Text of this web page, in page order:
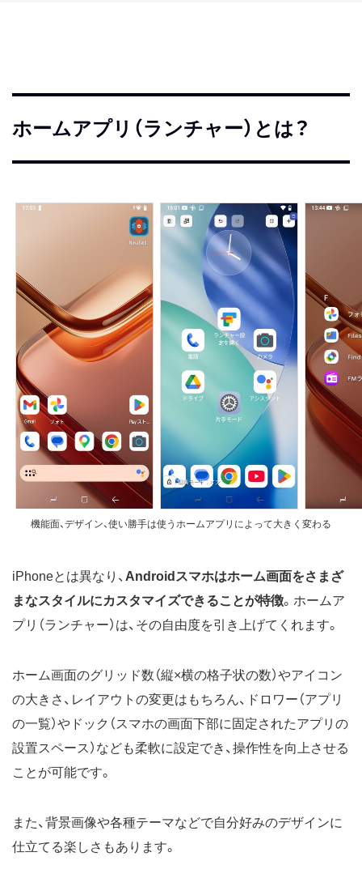
ホームアプリ（ランチャー）とは？
機能面、デザイン、使い勝手は使うホームアプリによって大きく変わる
iPhoneとは異なり、 Androidスマホはホーム画面をさまざ
まなスタイルにカスタマイズできることが特徴。ホームア
プリ（ランチャー）は、その自由度を引き上げてくれます。
ホーム画面のグリッド数（縦×横の格子状の数）やアイコン
の大きさ、レイアウトの変更はもちろん、ドロワー（アプリ
の一覧）やドック（スマホの画面下部に固定されたアプリの
設置スペース）なども柔軟に設定でき、操作性を向上させる
ことが可能です。
また、背景画像や各種テーマなどで自分好みのデザインに
仕立てる楽しさもあります。